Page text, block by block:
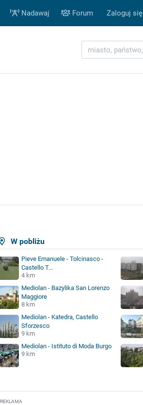
Nadawaj Forum Zaloguj się
W pobliżu
Pieve Emanuele - Tolcinasco -
Castello T...
4 km
Mediolan - Bazylika San Lorenzo
Maggiore
8 km
Mediolan - Katedra, Castello
Sforzesco
9 km
Mediolan - Istituto di Moda Burgo
9 km
REKLAMA